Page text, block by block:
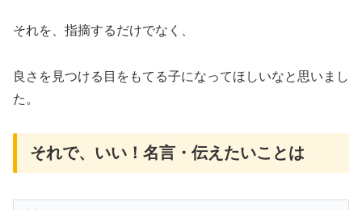
それを、指摘するだけでなく、
良さを見つける目をもてる子になってほしいなと思いまし
た。
それで、いい！名言・伝えたいことは